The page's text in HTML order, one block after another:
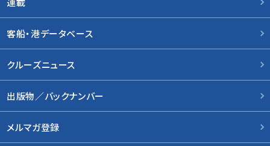
客船・港データベース
クルーズニュース
出版物／バックナンバー
メルマガ登録